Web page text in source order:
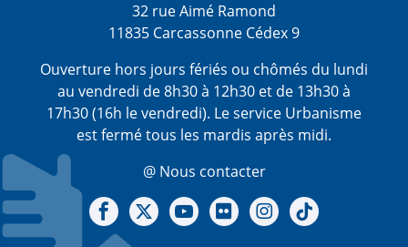
32 rue Aimé Ramond
11835 Carcassonne Cédex 9
Ouverture hors jours fériés ou chômés du lundi
au vendredi de 8h30 à 12h30 et de 13h30 à
17h30 (16h le vendredi). Le service Urbanisme
est fermé tous les mardis après midi.
@ Nous contacter
Notre Facebook
Notre X - (twitter)
Notre chaine Youtube
Notre Gallerie sur Flickr
Notre Instagram